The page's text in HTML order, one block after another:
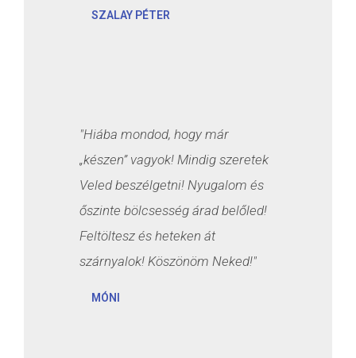
SZALAY PÉTER
"Hiába mondod, hogy már
„készen” vagyok! Mindig szeretek
Veled beszélgetni! Nyugalom és
őszinte bölcsesség árad belőled!
Feltöltesz és heteken át
szárnyalok! Köszönöm Neked!"
MÓNI